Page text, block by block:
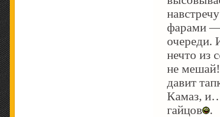
фарами —
очереди.
нечто из
не
давит
Камаз,
гайцов .